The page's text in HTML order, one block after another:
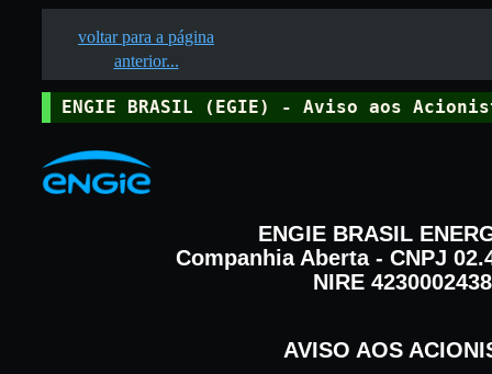
voltar para a página
anterior...
ENGIE BRASIL (EGIE) - Aviso aos
ENGIE BRASIL
Companhia Aberta - CNPJ
NIRE
AVISO AOS